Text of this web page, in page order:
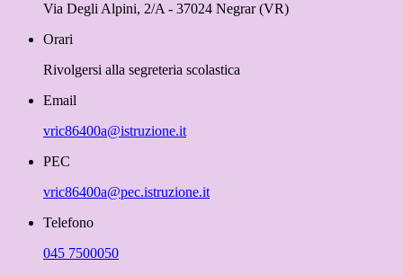
Via Degli Alpini, 2/A - 37024 Negrar (VR)
Orari
Rivolgersi alla segreteria scolastica
Email
vric86400a@istruzione.it
PEC
vric86400a@pec.istruzione.it
Telefono
045 7500050